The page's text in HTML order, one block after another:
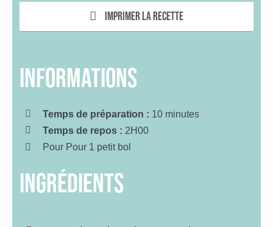
Imprimer la recette
INFORMATIONS
Temps de préparation : 10 minutes
Temps de repos : 2H00
Pour Pour 1 petit bol
ingrédients